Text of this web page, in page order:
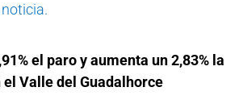
el paro y aumenta un 2,83% la
Valle del Guadalhorce